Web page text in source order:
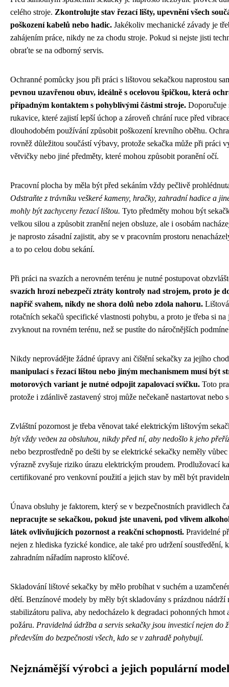
celého stroje. Zkontrolujte stav řezací lišty, upevnění všech
poškození kabelů nebo hadic. Jakékoliv mechanické závady je
zahájením práce, nikdy ne za chodu stroje. Pokud si nejste jisti
obraťte se na odborný servis.
Ochranné pomůcky jsou při práci s lištovou sekačkou naprostou
pevnou uzavřenou obuv, ideálně s ocelovou špičkou, která
případným kontaktem s pohyblivými částmi stroje. Doporučuje
rukavice, které zajistí lepší úchop a zároveň chrání ruce před
dlouhodobém používání způsobit poškození krevního oběhu.
rovněž důležitou součástí výbavy, protože sekačka může při práci
větvičky nebo jiné předměty, které mohou způsobit poranění očí.
Pracovní plocha by měla být před sekáním vždy pečlivě
Odstraňte z trávníku veškeré kameny, hračky, zahradní hadice a
mohly být zachyceny řezací lištou. Tyto předměty mohou být
velkou silou a způsobit zranění nejen obsluze, ale i osobám
je naprosto zásadní zajistit, aby se v pracovním prostoru
a to po celou dobu sekání.
Při práci na svazích a nerovném terénu je nutné postupovat
svazích hrozí nebezpečí ztráty kontroly nad strojem, proto je
napříč svahem, nikdy ne shora dolů nebo zdola nahoru.
rotačních sekačů specifické vlastnosti pohybu, a proto je třeba si
zvyknout na rovném terénu, než se pustíte do náročnějších
Nikdy neprovádějte žádné úpravy ani čištění sekačky za jejího
manipulací s řezací lištou nebo jiným mechanismem musí být
motorových variant je nutné odpojit zapalovací svíčku. Toto
protože i zdánlivě zastavený stroj může nečekaně nastartovat nebo
Zvláštní pozornost je třeba věnovat také elektrickým lištovým
být vždy veден za obsluhou, nikdy před ní, aby nedošlo k jeho
nebo bezprostředně po dešti by se elektrické sekačky neměly
výrazně zvyšuje riziko úrazu elektrickým proudem. Prodlužovací
certifikované pro venkovní použití a jejich stav by měl být
Únava obsluhy je faktorem, který se v bezpečnostních pravidlech
nepracujte se sekačkou, pokud jste unaveni, pod vlivem
látek ovlivňujících pozornost a reakční schopnosti. Pravidelné
nejen z hlediska fyzické kondice, ale také pro udržení soustředění,
zahradním nářadím naprosto klíčové.
Skladování lištové sekačky by mělo probíhat v suchém a
dětí. Benzínové modely by měly být skladovány s prázdnou nádrží
stabilizátoru paliva, aby nedocházelo k degradaci pohonných hmot
požáru. Pravidelná údržba a servis sekačky jsou investicí nejen do
především do bezpečnosti všech, kdo se v zahradě pohybují.
Nejznámější výrobci a jejich populární